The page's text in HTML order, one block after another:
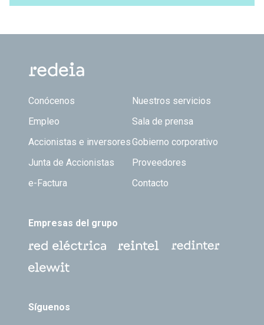
Footer TOP
Conócenos
Nuestros servicios
Empleo
Sala de prensa
Accionistas e inversoresGobierno corporativo
Junta de Accionistas
Proveedores
e-Factura
Contacto
Empresas del grupo
Síguenos